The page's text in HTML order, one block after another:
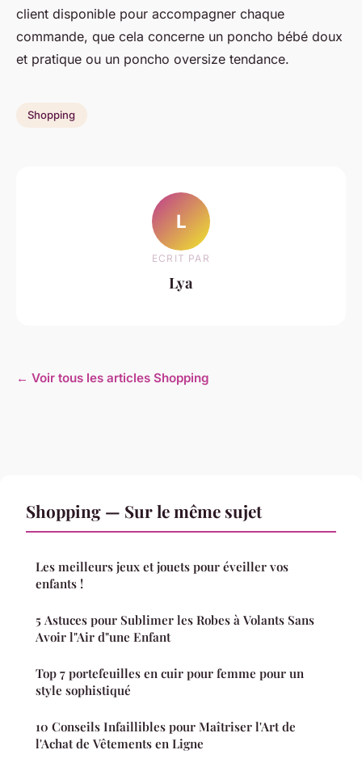
client disponible pour accompagner chaque
commande, que cela concerne un poncho bébé doux
et pratique ou un poncho oversize tendance.
Shopping
L
ECRIT PAR
Lya
← Voir tous les articles Shopping
Shopping — Sur le même sujet
Les meilleurs jeux et jouets pour éveiller vos
enfants !
5 Astuces pour Sublimer les Robes à Volants Sans
Avoir l"Air d"une Enfant
Top 7 portefeuilles en cuir pour femme pour un
style sophistiqué
10 Conseils Infaillibles pour Maîtriser l'Art de
l'Achat de Vêtements en Ligne